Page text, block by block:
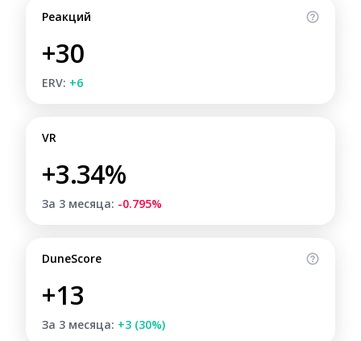
Реакций
+30
ERV: +6
VR
+3.34%
За 3 месяца: -0.795%
DuneScore
+13
За 3 месяца: +3 (30%)